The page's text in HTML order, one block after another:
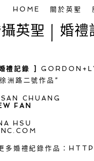
HOME 關於英聖
英聖 | 婚
禮記錄 ]
CHUANG
FAN
HSU
多婚禮紀錄作品：